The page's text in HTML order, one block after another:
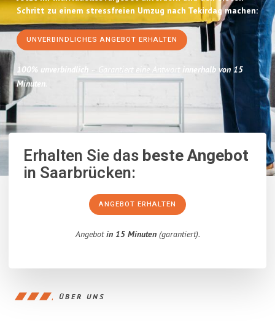
Schritt zu einem stressfreien Umzug nach Tekirdag machen:
UNVERBINDLICHES ANGEBOT ERHALTEN
100% unverbindlich – Garantiert eine Antwort
innerhalb von 15
Minuten.
Erhalten Sie dasbeste Angebot
in Saarbrücken:
ANGEBOT ERHALTEN
Angebotin 15 Minuten(garantiert).
ÜBER UNS